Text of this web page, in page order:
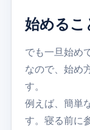
始める
でも一旦始め
なので、始め
す。
例えば、簡単
す。寝る前に